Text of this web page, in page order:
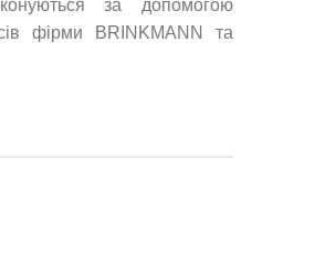
за допомогою
фірми BRINKMANN та